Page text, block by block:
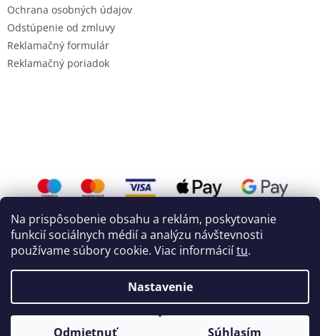
Na prispôsobenie obsahu a reklám, poskytovanie
funkcií sociálnych médií a analýzu návštevnosti
používame súbory cookie. Viac informáciítu.
Nastavenie
Odmietnuť Súhlasím
Ochrana osobných údajov
Odstúpenie od zmluvy
Reklamačný formulár
Reklamačný poriadok
Mojemixi.sk